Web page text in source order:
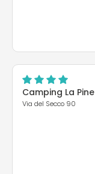
Camping La
Via del Secco 90